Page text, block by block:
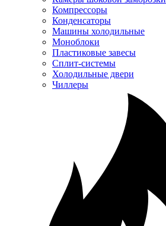
Компрессоры
Конденсаторы
Машины холодильные
Моноблоки
Пластиковые завесы
Сплит-системы
Холодильные двери
Чиллеры